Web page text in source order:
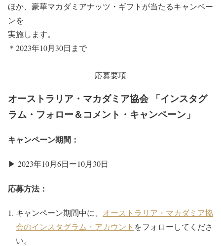
ほか、豪華マカダミアナッツ・ギフトが当たるキャンペー
ンを
実施します。
＊2023年10月30日まで
応募要項
オーストラリア・マカダミア協会 「インスタグ
ラム・フォロー＆コメント・キャンペーン」
キャンペーン期間：
▶ 2023年10月6日ー10月30日
応募方法：
キャンペーン期間中に、 オーストラリア・マカダミア協
会のインスタグラム・アカウント をフォローしてくださ
い。